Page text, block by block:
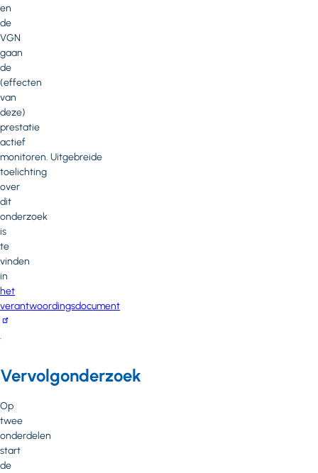
en
de
VGN
gaan
de
(effecten
van
deze)
prestatie
actief
monitoren. Uitgebreide
toelichting
over
dit
onderzoek
is
te
vinden
in
het
verantwoordingsdocument
.
Vervolgonderzoek
Op
twee
onderdelen
start
de